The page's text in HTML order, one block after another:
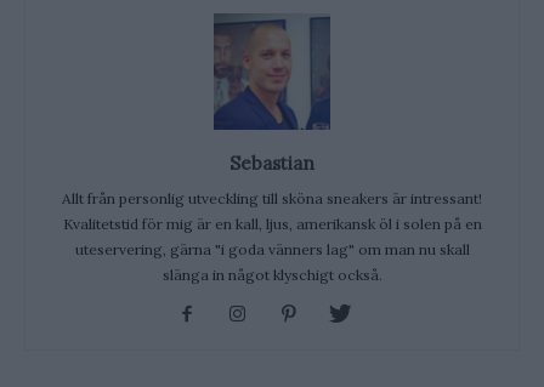
Sebastian
Allt från personlig utveckling till sköna sneakers är intressant!
Kvalitetstid för mig är en kall, ljus, amerikansk öl i solen på en
uteservering, gärna "i goda vänners lag" om man nu skall
slänga in något klyschigt också.